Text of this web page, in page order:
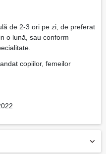
de 2-3 ori pe zi, de preferat
o lună, sau conform
copiilor, femeilor